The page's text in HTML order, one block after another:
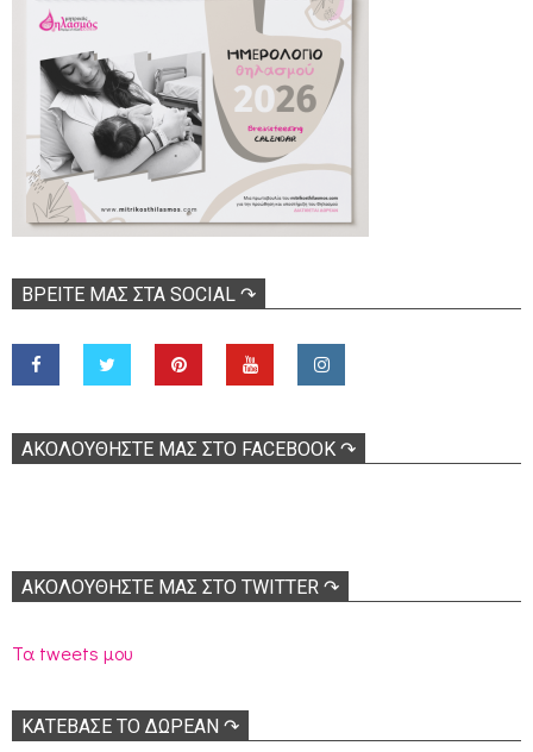
ΒΡΕΊΤΕ ΜΑΣ ΣΤΑ SOCIAL ↷
ΑΚΟΛOΥΘΉΣΤΕ ΜΑΣ ΣΤΟ FACEBOOK ↷
ΑΚΟΛΟΥΘΉΣΤΕ ΜΑΣ ΣΤΟ TWITTER ↷
Τα tweets μου
ΚΑΤΕΒΑΣΕ ΤΟ ΔΩΡΕΑΝ ↷